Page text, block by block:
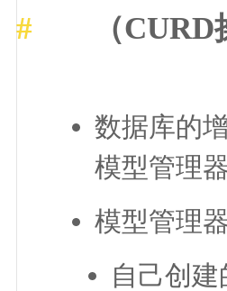
（CURD
数据库的
模型管理
模型管理器
自己创建